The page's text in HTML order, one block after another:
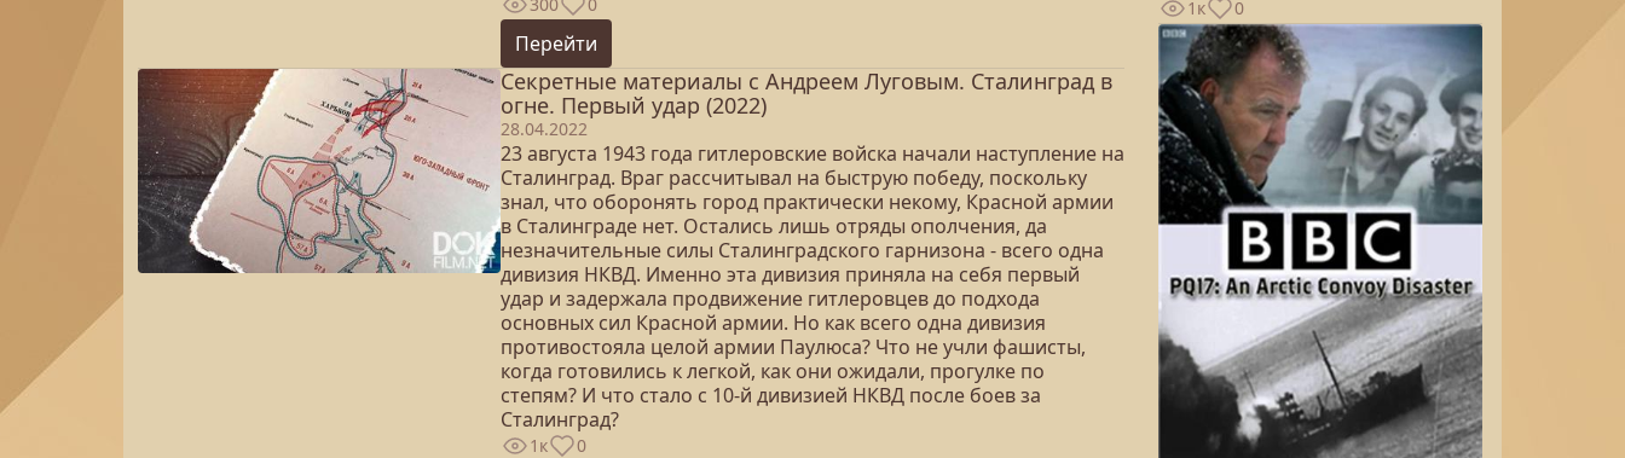
Перейти
Секретные материалы с Андреем Луговым. Сталинград в
огне. Первый удар (2022)
28.04.2022
23 августа 1943 года гитлеровские войска начали наступление на
Сталинград. Враг рассчитывал на быструю победу, поскольку
знал, что оборонять город практически некому, Красной армии
в Сталинграде нет. Остались лишь отряды ополчения, да
незначительные силы Сталинградского гарнизона - всего одна
дивизия НКВД. Именно эта дивизия приняла на себя первый
удар и задержала продвижение гитлеровцев до подхода
основных сил Красной армии. Но как всего одна дивизия
противостояла целой армии Паулюса? Что не учли фашисты,
когда готовились к легкой, как они ожидали, прогулке по
степям? И что стало с 10-й дивизией НКВД после боев за
Сталинград?
1к 0
1к
0